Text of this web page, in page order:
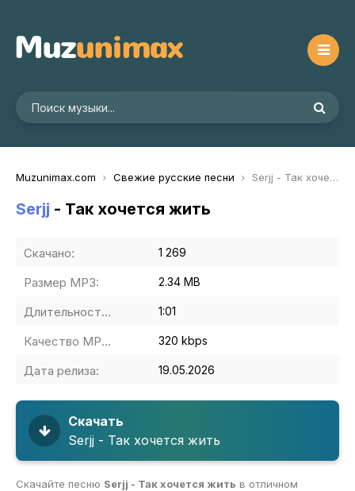
Muzunimax.com Свежие русские песни Serjj - Так хочется жить
Serjj - Так хочется жить
Скачано: 1 269
Размер MP3: 2.34 MB
Длительность MP3: 1:01
Качество MP3: 320 kbps
Дата релиза: 19.05.2026
Скачать
Serjj - Так хочется жить
Скачайте песню Serjj - Так хочется жить в отличном